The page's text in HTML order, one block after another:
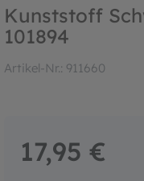
Kunststoff
101894
Artikel-Nr.: 911660
17,95 €